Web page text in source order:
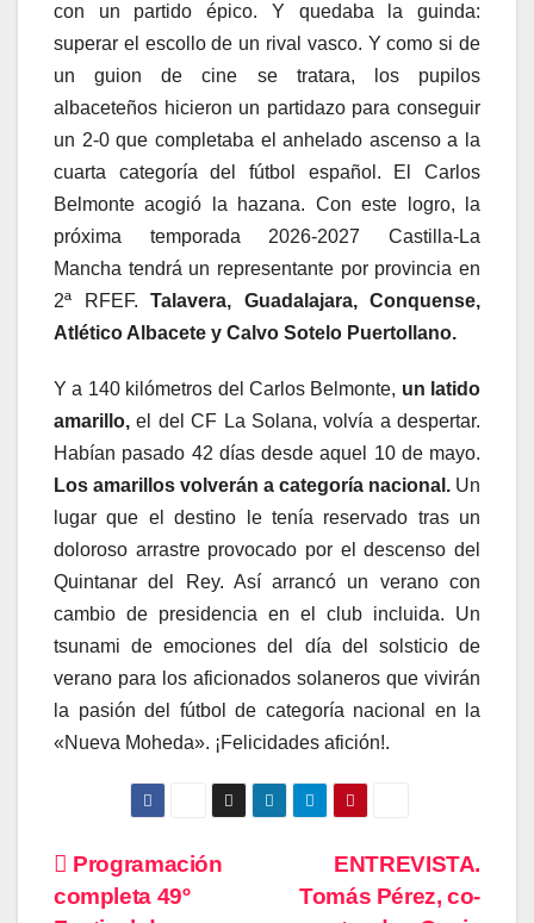
con un partido épico. Y quedaba la guinda:
superar el escollo de un rival vasco. Y como si de
un guion de cine se tratara, los pupilos
albaceteños hicieron un partidazo para conseguir
un 2-0 que completaba el anhelado ascenso a la
cuarta categoría del fútbol español. El Carlos
Belmonte acogió la hazana. Con este logro, la
próxima temporada 2026-2027 Castilla-La
Mancha tendrá un representante por provincia en
2ª RFEF. Talavera, Guadalajara, Conquense,
Atlético Albacete y Calvo Sotelo Puertollano.
Y a 140 kilómetros del Carlos Belmonte, un latido
amarillo,el del CF La Solana, volvía a despertar.
Habían pasado 42 días desde aquel 10 de mayo.
Los amarillos volverán a categoría nacional. Un
lugar que el destino le tenía reservado tras un
doloroso arrastre provocado por el descenso del
Quintanar del Rey. Así arrancó un verano con
cambio de presidencia en el club incluida. Un
tsunami de emociones del día del solsticio de
verano para los aficionados solaneros que vivirán
la pasión del fútbol de categoría nacional en la
«Nueva Moheda». ¡Felicidades afición!.
Navegación
ENTREVISTA.
Tomás Pérez, co-
Programación
completa 49º